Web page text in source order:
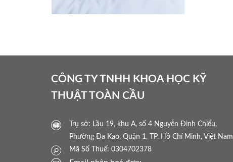
CÔNG TY TNHH KHOA HỌC KỸ
THUẬT TOÀN CẦU
Trụ sở: Lầu 19, khu A, số 4 Nguyễn Đình Chiểu,
Phường Đa Kao, Quận 1, TP. Hồ Chí Minh, Việt Nam
Mã Số Thuế: 0304702378